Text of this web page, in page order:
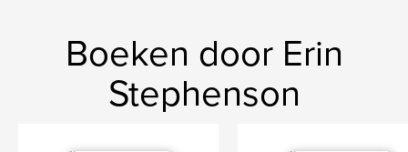
Boeken door Erin
Stephenson